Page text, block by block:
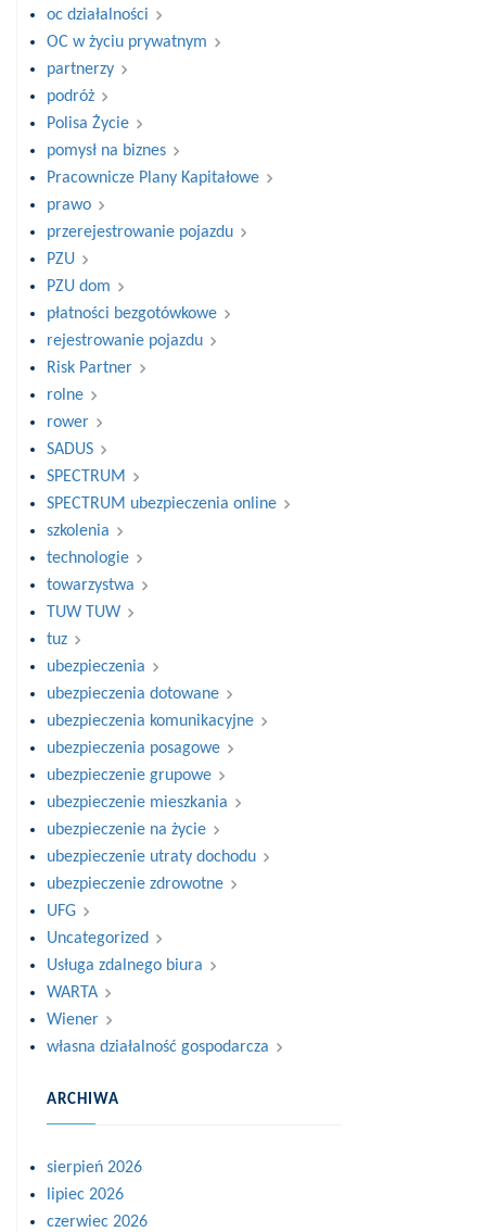
oc działalności
OC w życiu prywatnym
partnerzy
podróż
Polisa Życie
pomysł na biznes
Pracownicze Plany Kapitałowe
prawo
przerejestrowanie pojazdu
PZU
PZU dom
płatności bezgotówkowe
rejestrowanie pojazdu
Risk Partner
rolne
rower
SADUS
SPECTRUM
SPECTRUM ubezpieczenia online
szkolenia
technologie
towarzystwa
TUW TUW
tuz
ubezpieczenia
ubezpieczenia dotowane
ubezpieczenia komunikacyjne
ubezpieczenia posagowe
ubezpieczenie grupowe
ubezpieczenie mieszkania
ubezpieczenie na życie
ubezpieczenie utraty dochodu
ubezpieczenie zdrowotne
UFG
Uncategorized
Usługa zdalnego biura
WARTA
Wiener
własna działalność gospodarcza
ARCHIWA
sierpień 2026
lipiec 2026
czerwiec 2026